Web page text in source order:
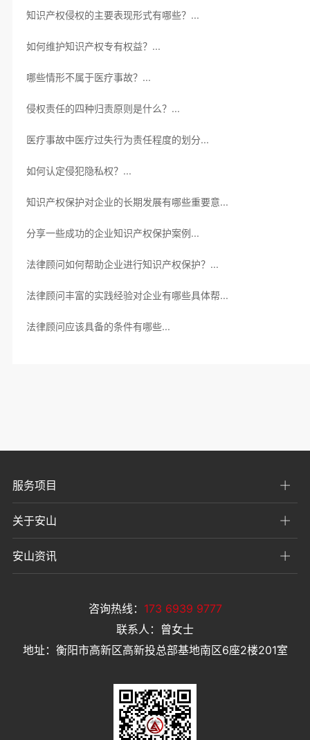
知识产权侵权的主要表现形式有哪些？...
如何维护知识产权专有权益？...
哪些情形不属于医疗事故？...
侵权责任的四种归责原则是什么？...
医疗事故中医疗过失行为责任程度的划分...
如何认定侵犯隐私权？...
知识产权保护对企业的长期发展有哪些重要意...
分享一些成功的企业知识产权保护案例...
法律顾问如何帮助企业进行知识产权保护？...
法律顾问丰富的实践经验对企业有哪些具体帮...
法律顾问应该具备的条件有哪些...
服务项目
关于安山
安山资讯
咨询热线： 173 6939 9777
联系人：曾女士
地址：衡阳市高新区高新投总部基地南区6座2楼201室